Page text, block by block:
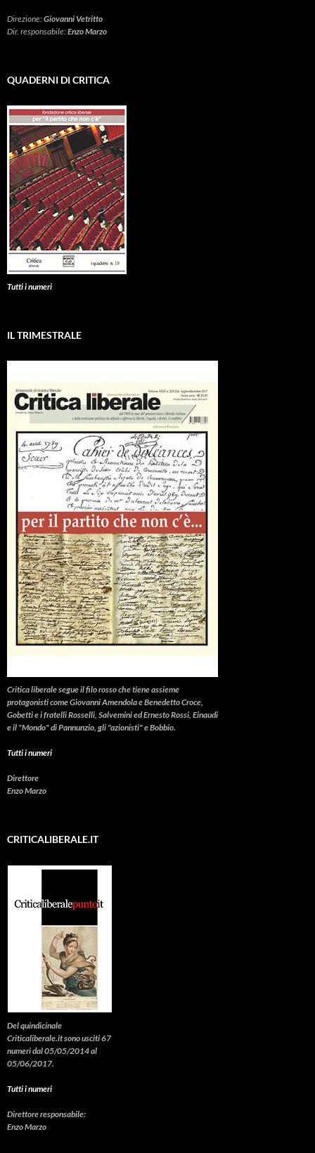
Direzione:Giovanni Vetritto
Dir. responsabile:Enzo Marzo
QUADERNI DI CRITICA
Tutti i numeri
IL TRIMESTRALE
Critica liberalesegue il filo rosso che tiene assieme
protagonisti come Giovanni Amendola e Benedetto Croce,
Gobetti e i fratelli Rosselli, Salvemini ed Ernesto Rossi, Einaudi
e il "Mondo" di Pannunzio, gli "azionisti" e Bobbio.
Tutti i numeri
Direttore
Enzo Marzo
CRITICALIBERALE.IT
Del quindicinale
Criticaliberale.it sono usciti 67
numeri dal 05/05/2014 al
05/06/2017.
Tutti i numeri
Direttore responsabile:
Enzo Marzo